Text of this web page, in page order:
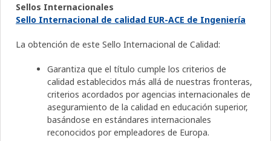
Sellos Internacionales
Sello Internacional de calidad EUR-ACE de Ingeniería
La obtención de este Sello Internacional de Calidad:
Garantiza que el título cumple los criterios de
calidad establecidos más allá de nuestras fronteras,
criterios acordados por agencias internacionales de
aseguramiento de la calidad en educación superior,
basándose en estándares internacionales
reconocidos por empleadores de Europa.